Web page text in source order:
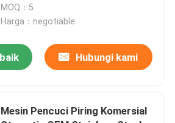
Disesuaikan
MOQ：5
Harga：negotiable
Hubungi kami
Mesin Pencuci Piring Komersial